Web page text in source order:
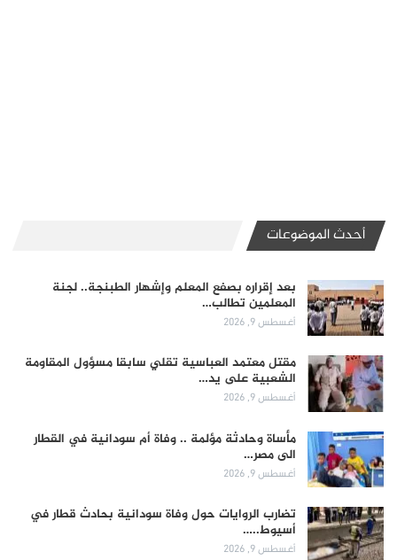
أحدث الموضوعات
بعد إقراره بصفع المعلم وإشهار الطبنجة.. لجنة
المعلمين تطالب…
أغسطس 9, 2026
مقتل معتمد العباسية تقلي سابقا مسؤول المقاومة
الشعبية على يد…
أغسطس 9, 2026
مأساة وحادثة مؤلمة .. وفاة أم سودانية في القطار
الى مصر…
أغسطس 9, 2026
تضارب الروايات حول وفاة سودانية بحادث قطار في
أسيوط..…
أغسطس 9, 2026